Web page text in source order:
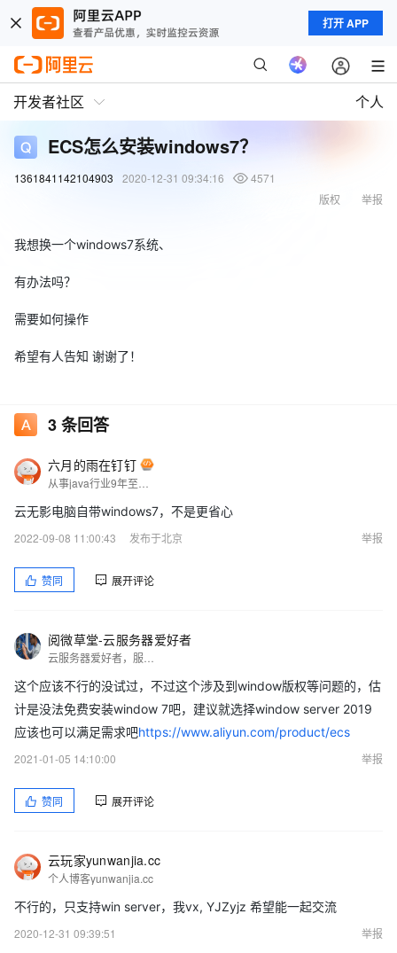
打开 APP
开发者社区 个人
ECS怎么安装windows7？
1361841142104903 2020-12-31 09:34:16
4571
举报
版权
我想换一个windows7系统、
有办法吗？
需要如何操作
希望有人告知 谢谢了！
3条回答
六月的雨在钉钉
云无影电脑自带windows7，不是更省心
2022-09-08 11:00:43
发布于北京 举报
赞同 展开评论
阅微草堂-云服务器爱好者
这个应该不行的没试过，不过这个涉及到window版权等问题的，估
计是没法免费安装window 7吧，建议就选择window server 2019
应该也可以满足需求吧https://www.aliyun.com/product/ecs
2021-01-05 14:10:00
举报
赞同 展开评论
云玩家yunwanjia.cc
个人博客yunwanjia.cc
不行的，只支持win server，我vx, YJZyjz 希望能一起交流
2020-12-31 09:39:51
举报